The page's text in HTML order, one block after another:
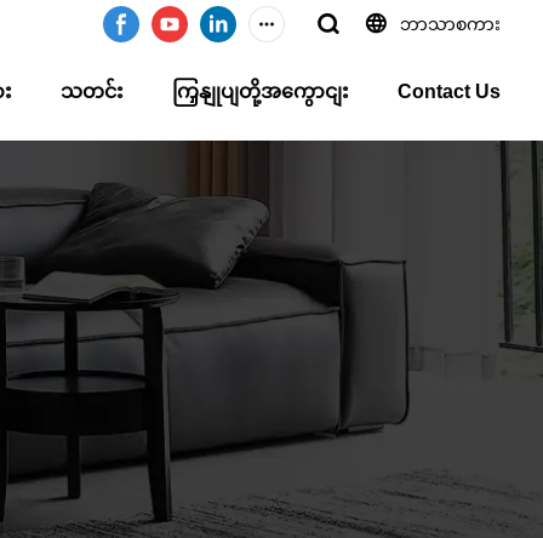
ဘာသာစကား
သတင်း ကြှနျုပျတို့အကွောငျး Contact Us